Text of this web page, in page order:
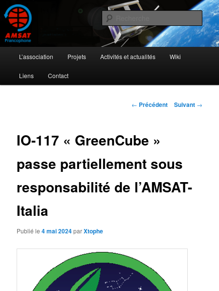
Aller
au
contenu
principalAMSAT Francophone
L'activité radioamateur par satellite
principal
L’association Projets Activités et actualités Wiki
Liens Contact
Navigation
← Précédent Suivant →
IO-117 « GreenCube »
passe partiellement sous
responsabilité de l’AMSAT-
Italia
Publié le4 mai 2024parXtophe